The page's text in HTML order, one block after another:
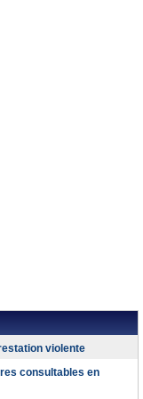
violente
consultables en